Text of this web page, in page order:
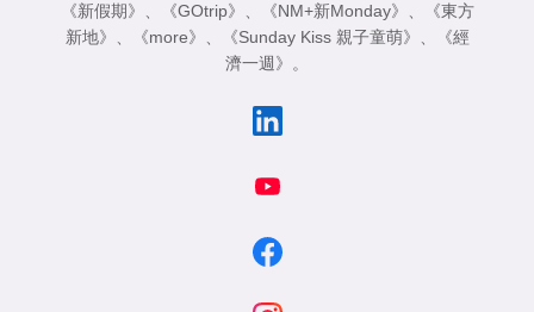
《新假期》 、 《GOtrip》 、 《NM+新Monday》 、
《東方
新地》 、 《more》 、 《Sunday Kiss 親子童萌》 、
《經
濟一週》 。